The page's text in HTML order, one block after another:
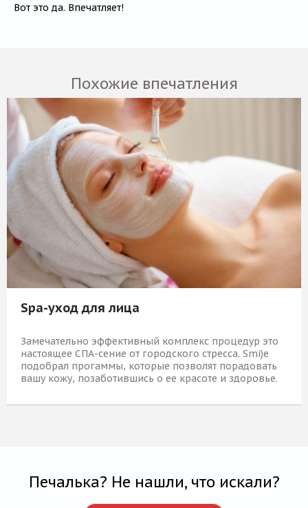
Вот это да. Впечатляет!
Похожие впечатления
Spa-уход для лица
Замечательно эффективный комплекс процедур это
настоящее СПА-сение от городского стресса. Smi)e
подобрал прогаммы, которые позволят порадовать
вашу кожу, позаботившись о ее красоте и здоровье.
Печалька? Не нашли, что искали?